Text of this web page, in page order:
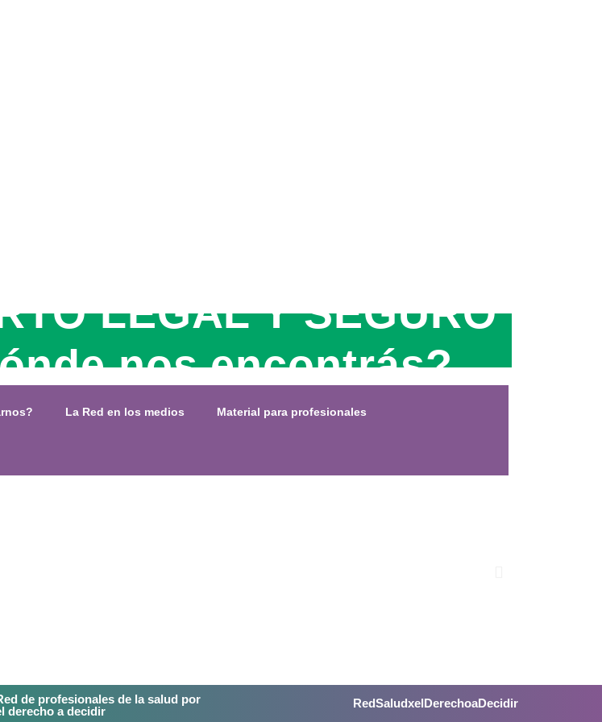
LEGAL Y SEGURO
nos encontrás?
La Red en los medios Material para profesionales
de profesionales de la salud por
derecho a decidir
RedSaludxelDerechoaDecidir